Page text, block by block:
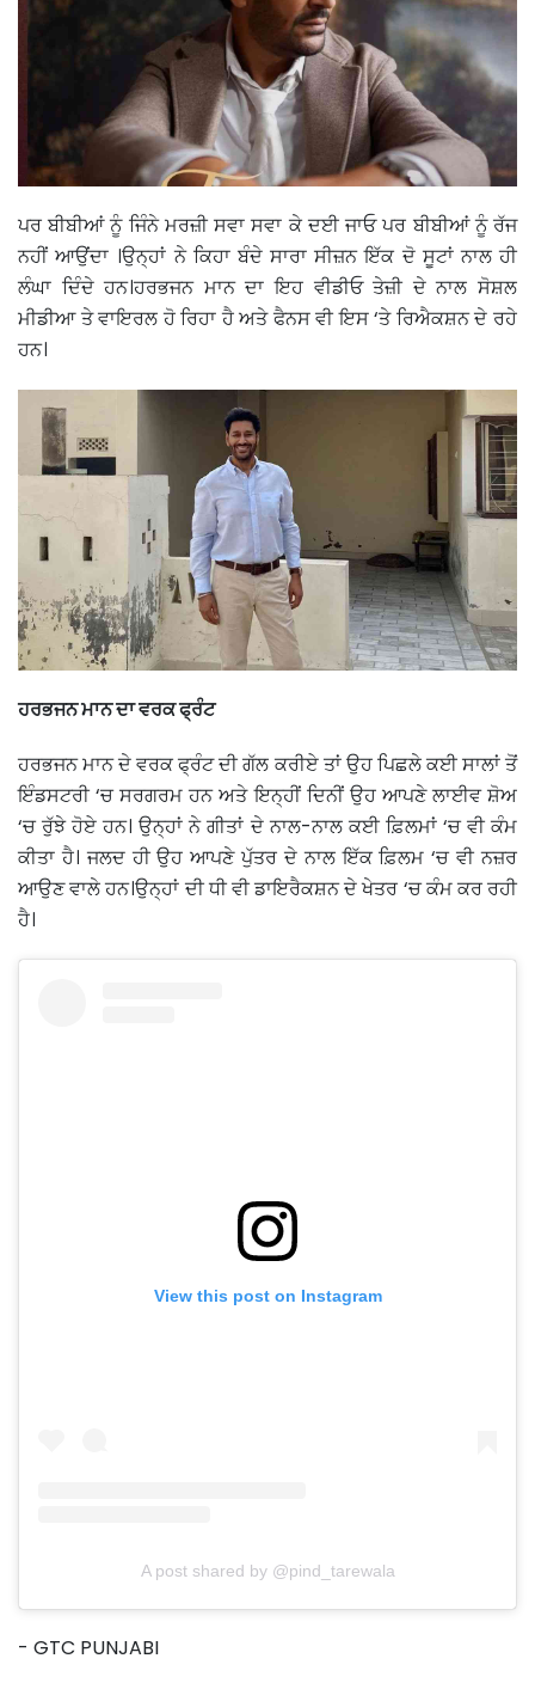
ਪਰ ਬੀਬੀਆਂ ਨੂੰ ਜਿੰਨੇ ਮਰਜ਼ੀ ਸਵਾ ਸਵਾ ਕੇ ਦਈ ਜਾਓ ਪਰ ਬੀਬੀਆਂ ਨੂੰ ਰੱਜ
ਨਹੀਂ ਆਉਂਦਾ ।ਉਨ੍ਹਾਂ ਨੇ ਕਿਹਾ ਬੰਦੇ ਸਾਰਾ ਸੀਜ਼ਨ ਇੱਕ ਦੋ ਸੂਟਾਂ ਨਾਲ ਹੀ
ਲੰਘਾ ਦਿੰਦੇ ਹਨ।ਹਰਭਜਨ ਮਾਨ ਦਾ ਇਹ ਵੀਡੀਓ ਤੇਜ਼ੀ ਦੇ ਨਾਲ ਸੋਸ਼ਲ
ਮੀਡੀਆ ਤੇ ਵਾਇਰਲ ਹੋ ਰਿਹਾ ਹੈ ਅਤੇ ਫੈਨਸ ਵੀ ਇਸ ‘ਤੇ ਰਿਐਕਸ਼ਨ ਦੇ ਰਹੇ
ਹਨ।
ਹਰਭਜਨ ਮਾਨ ਦਾ ਵਰਕ ਫ੍ਰੰਟ
ਹਰਭਜਨ ਮਾਨ ਦੇ ਵਰਕ ਫ੍ਰੰਟ ਦੀ ਗੱਲ ਕਰੀਏ ਤਾਂ ਉਹ ਪਿਛਲੇ ਕਈ ਸਾਲਾਂ ਤੋਂ
ਇੰਡਸਟਰੀ ‘ਚ ਸਰਗਰਮ ਹਨ ਅਤੇ ਇਨ੍ਹੀਂ ਦਿਨੀਂ ਉਹ ਆਪਣੇ ਲਾਈਵ ਸ਼ੋਅ
‘ਚ ਰੁੱਝੇ ਹੋਏ ਹਨ। ਉਨ੍ਹਾਂ ਨੇ ਗੀਤਾਂ ਦੇ ਨਾਲ-ਨਾਲ ਕਈ ਫ਼ਿਲਮਾਂ ‘ਚ ਵੀ ਕੰਮ
ਕੀਤਾ ਹੈ। ਜਲਦ ਹੀ ਉਹ ਆਪਣੇ ਪੁੱਤਰ ਦੇ ਨਾਲ ਇੱਕ ਫ਼ਿਲਮ ‘ਚ ਵੀ ਨਜ਼ਰ
ਆਉਣ ਵਾਲੇ ਹਨ।ਉਨ੍ਹਾਂ ਦੀ ਧੀ ਵੀ ਡਾਇਰੈਕਸ਼ਨ ਦੇ ਖੇਤਰ ‘ਚ ਕੰਮ ਕਰ ਰਹੀ
ਹੈ।
View this post on Instagram
A post shared by @pind_tarewala
- GTC PUNJABI